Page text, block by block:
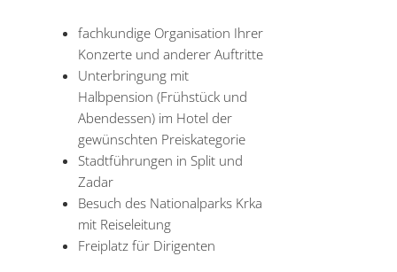
fachkundige Organisation Ihrer
Konzerte und anderer Auftritte
Unterbringung mit
Halbpension (Frühstück und
Abendessen) im Hotel der
gewünschten Preiskategorie
Stadtführungen in Split und
Zadar
Besuch des Nationalparks Krka
mit Reiseleitung
Freiplatz für Dirigenten